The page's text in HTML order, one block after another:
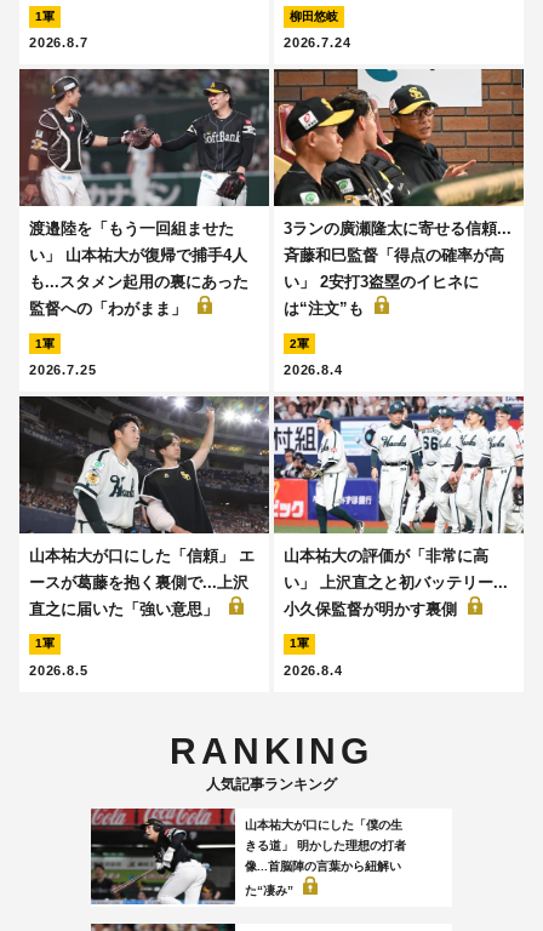
1軍
2026.8.7
柳田悠岐
2026.7.24
渡邉陸を「もう一回組ませた
い」 山本祐大が復帰で捕手4人
も...スタメン起用の裏にあった
監督への「わがまま」
1軍
2026.7.25
3ランの廣瀬隆太に寄せる信頼...
斉藤和巳監督「得点の確率が高
い」 2安打3盗塁のイヒネに
は“注文”も
2軍
2026.8.4
山本祐大が口にした「信頼」 エ
ースが葛藤を抱く裏側で...上沢
直之に届いた「強い意思」
1軍
2026.8.5
山本祐大の評価が「非常に高
い」 上沢直之と初バッテリー...
小久保監督が明かす裏側
1軍
2026.8.4
RANKING
人気記事ランキング
山本祐大が口にした「僕の生
きる道」 明かした理想の打者
像...首脳陣の言葉から紐解い
た“凄み”